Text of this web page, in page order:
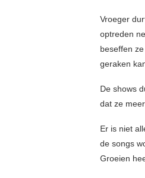
Vroeger
optreden
beseffen
geraken
De shows
dat ze
Er is niet
de songs
Groeien